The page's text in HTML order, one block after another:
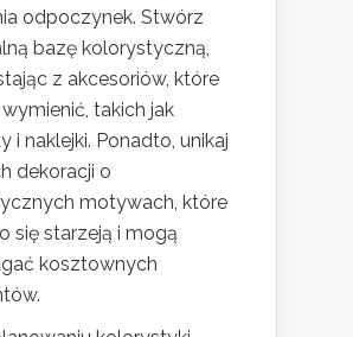
odpoczynek. Stwórz
bazę kolorystyczną,
z akcesoriów, które
takich jak
i naklejki. Ponadto, unikaj
dekoracji o
motywach, które
się starzeją i mogą
kosztownych